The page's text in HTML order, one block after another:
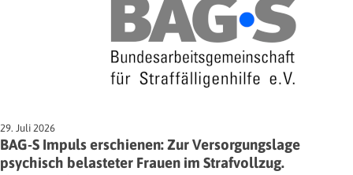
29. Juli 2026
BAG-S Impuls erschienen: Zur Versorgungslage
psychisch belasteter Frauen im Strafvollzug.